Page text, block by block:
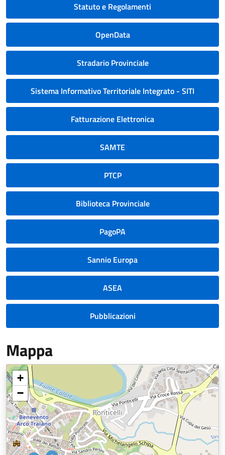
Statuto e Regolamenti
OpenData
Stradario Provinciale
Sistema Informativo Territoriale Integrato - SITI
Fatturazione Elettronica
SAMTE
PTCP
Biblioteca Provinciale
PagoPA
Sannio Europa
ASEA
Pubblicazioni
Mappa
+
−